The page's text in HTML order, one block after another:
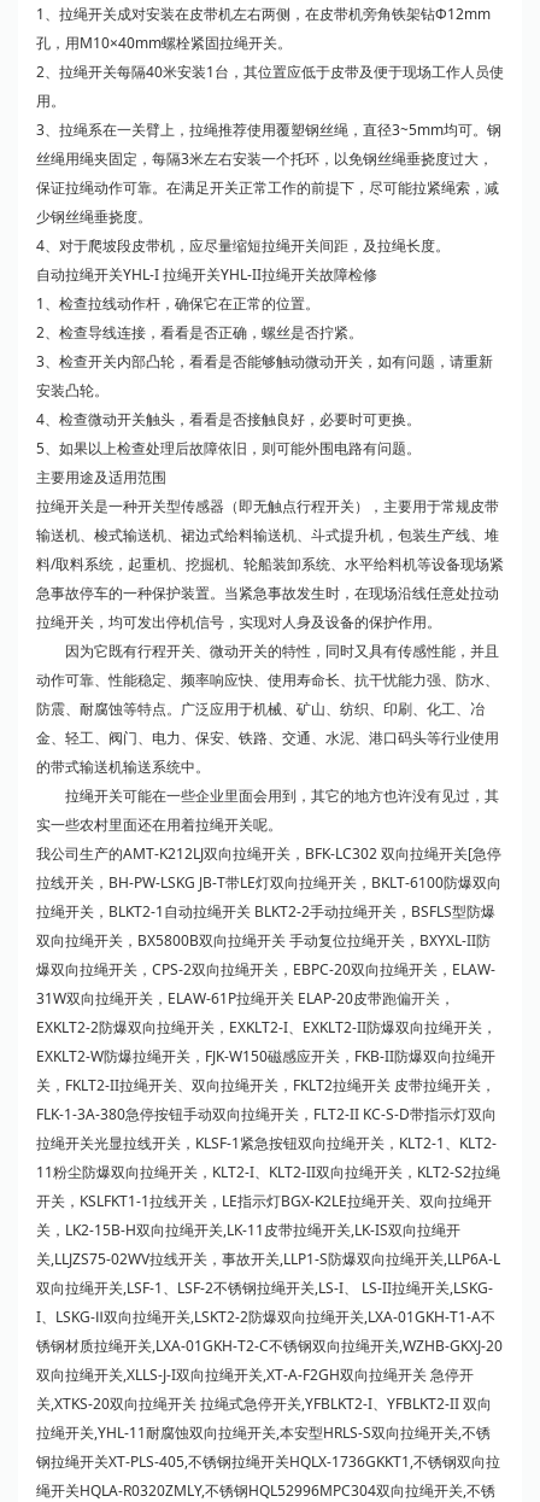
1、拉绳开关成对安装在皮带机左右两侧，在皮带机旁角铁架钻Ф12mm
孔，用M10×40mm螺栓紧固拉绳开关。
2、拉绳开关每隔40米安装1台，其位置应低于皮带及便于现场工作人员使
用。
3、拉绳系在一关臂上，拉绳推荐使用覆塑钢丝绳，直径3~5mm均可。钢
丝绳用绳夹固定，每隔3米左右安装一个托环，以免钢丝绳垂挠度过大，
保证拉绳动作可靠。在满足开关正常工作的前提下，尽可能拉紧绳索，减
少钢丝绳垂挠度。
4、对于爬坡段皮带机，应尽量缩短拉绳开关间距，及拉绳长度。
自动拉绳开关YHL-I 拉绳开关YHL-II拉绳开关故障检修
1、检查拉线动作杆，确保它在正常的位置。
2、检查导线连接，看看是否正确，螺丝是否拧紧。
3、检查开关内部凸轮，看看是否能够触动微动开关，如有问题，请重新
安装凸轮。
4、检查微动开关触头，看看是否接触良好，必要时可更换。
5、如果以上检查处理后故障依旧，则可能外围电路有问题。
主要用途及适用范围
拉绳开关是一种开关型传感器（即无触点行程开关），主要用于常规皮带
输送机、梭式输送机、裙边式给料输送机、斗式提升机，包装生产线、堆
料/取料系统，起重机、挖掘机、轮船装卸系统、水平给料机等设备现场紧
急事故停车的一种保护装置。当紧急事故发生时，在现场沿线任意处拉动
拉绳开关，均可发出停机信号，实现对人身及设备的保护作用。
因为它既有行程开关、微动开关的特性，同时又具有传感性能，并且
动作可靠、性能稳定、频率响应快、使用寿命长、抗干忧能力强、防水、
防震、耐腐蚀等特点。广泛应用于机械、矿山、纺织、印刷、化工、冶
金、轻工、阀门、电力、保安、铁路、交通、水泥、港口码头等行业使用
的带式输送机输送系统中。
拉绳开关可能在一些企业里面会用到，其它的地方也许没有见过，其
实一些农村里面还在用着拉绳开关呢。
我公司生产的AMT-K212LJ双向拉绳开关，BFK-LC302 双向拉绳开关[急停
拉线开关，BH-PW-LSKG JB-T带LE灯双向拉绳开关，BKLT-6100防爆双向
拉绳开关，BLKT2-1自动拉绳开关 BLKT2-2手动拉绳开关，BSFLS型防爆
双向拉绳开关，BX5800B双向拉绳开关 手动复位拉绳开关，BXYXL-II防
爆双向拉绳开关，CPS-2双向拉绳开关，EBPC-20双向拉绳开关，ELAW-
31W双向拉绳开关，ELAW-61P拉绳开关 ELAP-20皮带跑偏开关 ，
EXKLT2-2防爆双向拉绳开关，EXKLT2-I、EXKLT2-II防爆双向拉绳开关，
EXKLT2-W防爆拉绳开关，FJK-W150磁感应开关，FKB-II防爆双向拉绳开
关，FKLT2-II拉绳开关、双向拉绳开关，FKLT2拉绳开关 皮带拉绳开关，
FLK-1-3A-380急停按钮手动双向拉绳开关，FLT2-II KC-S-D带指示灯双向
拉绳开关光显拉线开关，KLSF-1紧急按钮双向拉绳开关，KLT2-1、KLT2-
11粉尘防爆双向拉绳开关，KLT2-I、KLT2-II双向拉绳开关，KLT2-S2拉绳
开关，KSLFKT1-1拉线开关，LE指示灯BGX-K2LE拉绳开关、双向拉绳开
关，LK2-15B-H双向拉绳开关,LK-11皮带拉绳开关,LK-IS双向拉绳开
关,LLJZS75-02WV拉线开关，事故开关,LLP1-S防爆双向拉绳开关,LLP6A-L
双向拉绳开关,LSF-1、LSF-2不锈钢拉绳开关,LS-I、 LS-II拉绳开关,LSKG-
I、LSKG-Ⅱ双向拉绳开关,LSKT2-2防爆双向拉绳开关,LXA-01GKH-T1-A不
锈钢材质拉绳开关,LXA-01GKH-T2-C不锈钢双向拉绳开关,WZHB-GKXJ-20
双向拉绳开关,XLLS-J-I双向拉绳开关,XT-A-F2GH双向拉绳开关 急停开
关,XTKS-20双向拉绳开关 拉绳式急停开关,YFBLKT2-I、YFBLKT2-II 双向
拉绳开关,YHL-11耐腐蚀双向拉绳开关,本安型HRLS-S双向拉绳开关,不锈
钢拉绳开关XT-PLS-405,不锈钢拉绳开关HQLX-1736GKKT1,不锈钢双向拉
绳开关HQLA-R0320ZMLY,不锈钢HQL52996MPC304双向拉绳开关,不锈